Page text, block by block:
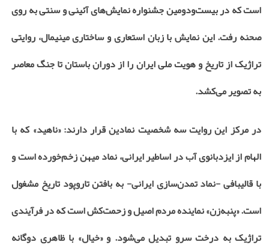
است که در بیست‌ودومین جشنواره نمایش‌های آئینی و سنتی به روی
صحنه رفت. این نمایش با زبان استعاری و ساختاری مینیمال، روایتی
تراژیک از تاریخ و هویت ملی ایران را از دوران باستان تا جنگ معاصر
به تصویر می‌کشد.
در مرکز این روایت سه شخصیت نمادین قرار دارند: «ناهید» که با
الهام از ایزدبانوی آب در اساطیر ایرانی، نماد میهن زخم‌خورده است و
با قالیبافی -نماد تمدن‌سازی ایرانی- به بافتن تاروپود تاریخ مشغول
است. «پنبه‌زن» نماینده مردم اصیل و زحمت‌کش است که در فرآیندی
تراژیک به درخت سرو تبدیل می‌شود. و «خیال» با ظاهری دوگانه